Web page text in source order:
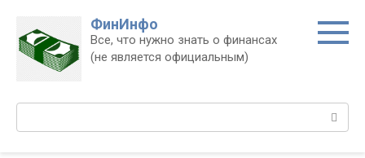
контенту
ФинИнфо
Все, что нужно знать о финансах
(не является официальным)
Поиск: